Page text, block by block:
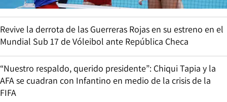
Revive la derrota de las Guerreras Rojas en su estreno en el
Mundial Sub 17 de Vóleibol ante República Checa
“Nuestro respaldo, querido presidente”: Chiqui Tapia y la
AFA se cuadran con Infantino en medio de la crisis de la
FIFA